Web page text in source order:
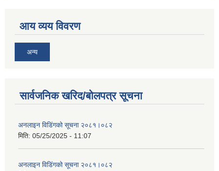
आय व्यय विवरण
अन्य
सार्वजनिक खरिद/बोलपत्र सूचना
अनलाइन विडि‌ं‍गको सूचना २०८१।०८२
मिति: 05/25/2025 - 11:07
अनलाइन विडि‌ं‍गको सूचना २०८१।०८२